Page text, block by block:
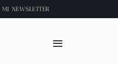
MI NEWSLETTER
Toggle